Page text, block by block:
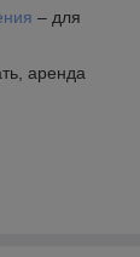
– для
аренда